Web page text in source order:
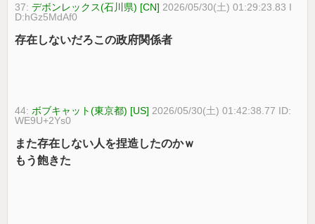
37:デボンレックス(石川県) [CN] 2026/05/30(土) 01:29:23.83 I
D:hGz5MdAf0
存在しないだろこの政府関係者
44: ボブキャット(東京都) [US] 2026/05/30(土) 01:42:38.77 ID:
WE9U+2Ys0
また存在しない人を捏造したのかｗ
もう飽きた